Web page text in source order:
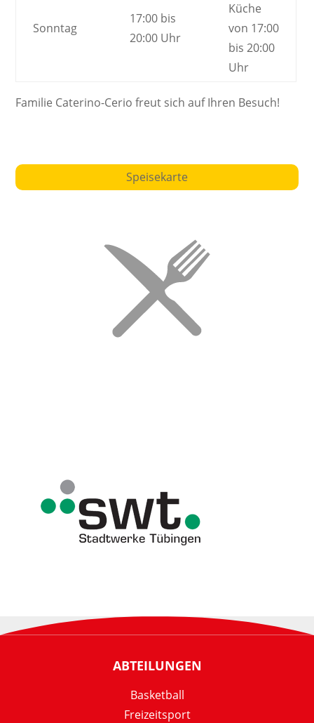
Sonntag
17:00 bis
20:00 Uhr
Küche
von 17:00
bis 20:00
Uhr
Familie Caterino-Cerio freut sich auf Ihren Besuch!
Speisekarte
ABTEILUNGEN
Basketball
Freizeitsport